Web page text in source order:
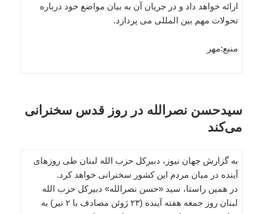
ارائه خواهد داد و در جریان آن به بیان مواضع خود درباره
تحولات مهم بین المللی می پردازد.
منبع:مهر
سیدحسن نصرالله در روز قدس سخنرانی
می‌کند
به گزارش جهان نیوز، دبیرکل حزب الله لبنان طی روزهای
آینده در میان مردم این کشور سخنرانی خواهد کرد.
در همین راستا، سید «حسن نصرالله» دبیرکل حزب الله
لبنان روز جمعه هفته آینده (۲۳ ژوئن مصادف با ۲ تیر) به